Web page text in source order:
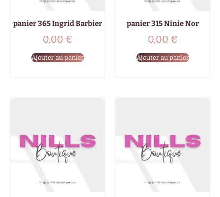
panier 365 Ingrid Barbier
0,00 €
Ajouter au panier
panier 315 Ninie Nor
0,00 €
Ajouter au panier